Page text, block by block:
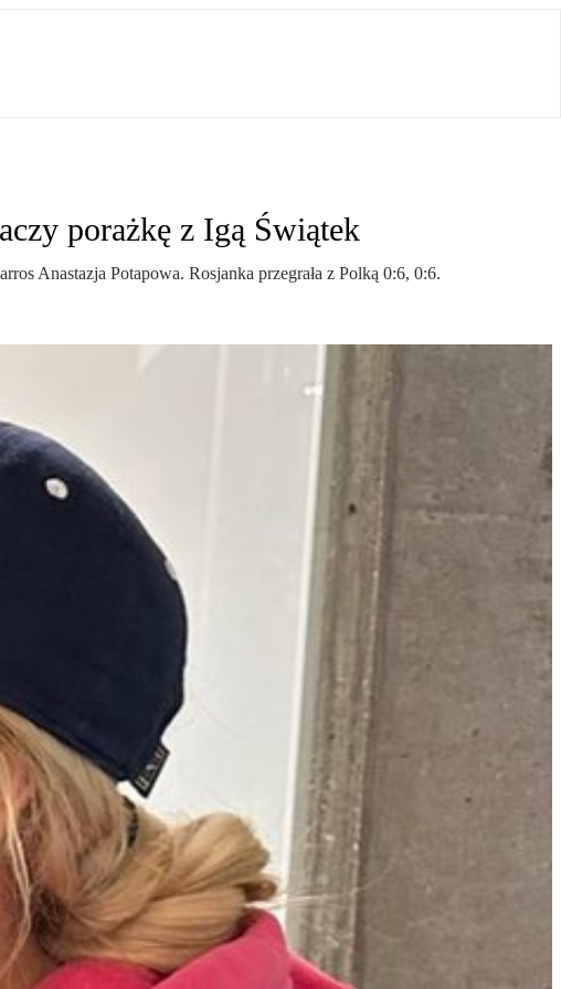
porażkę z Igą Świątek
Anastazja Potapowa. Rosjanka przegrała z Polką 0:6, 0:6.